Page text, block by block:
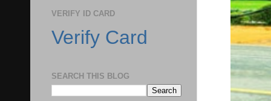
VERIFY ID CARD
Verify Card
SEARCH THIS BLOG